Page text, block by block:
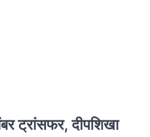
ट्रांसफर, दीपशिखा